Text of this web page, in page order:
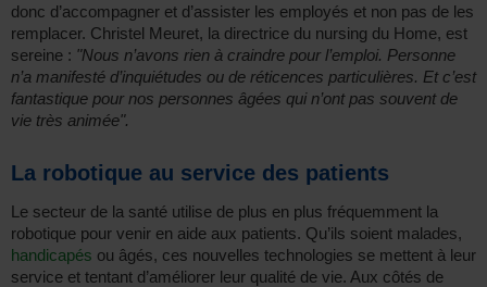
donc d’accompagner et d’assister les employés et non pas de les
remplacer. Christel Meuret, la directrice du nursing du Home, est
sereine : "Nous n’avons rien à craindre pour l’emploi. Personne
n’a manifesté d’inquiétudes ou de réticences particulières. Et c’est
fantastique pour nos personnes âgées qui n’ont pas souvent de
vie très animée".
La robotique au service des patients
Le secteur de la santé utilise de plus en plus fréquemment la
robotique pour venir en aide aux patients. Qu’ils soient malades,
handicapés ou âgés, ces nouvelles technologies se mettent à leur
service et tentant d’améliorer leur qualité de vie. Aux côtés de